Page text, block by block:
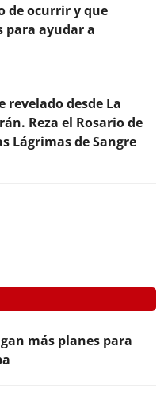
de ocurrir y que
para ayudar a
revelado desde La
Reza el Rosario de
Lágrimas de Sangre
más planes para